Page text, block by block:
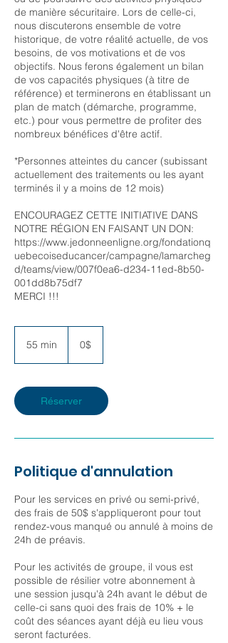
de manière sécuritaire. Lors de celle-ci,
nous discuterons ensemble de votre
historique, de votre réalité actuelle, de vos
besoins, de vos motivations et de vos
objectifs. Nous ferons également un bilan
de vos capacités physiques (à titre de
référence) et terminerons en établissant un
plan de match (démarche, programme,
etc.) pour vous permettre de profiter des
nombreux bénéfices d'être actif.
*Personnes atteintes du cancer (subissant
actuellement des traitements ou les ayant
terminés il y a moins de 12 mois)
ENCOURAGEZ CETTE INITIATIVE DANS
NOTRE RÉGION EN FAISANT UN DON:
https://www.jedonneenligne.org/fondationq
uebecoiseducancer/campagne/lamarcheg
d/teams/view/007f0ea6-d234-11ed-8b50-
001dd8b75df7
MERCI !!!
55 min
i
n
0$
Réserver
Politique d'annulation
Pour les services en privé ou semi-privé,
des frais de 50$ s'appliqueront pour tout
rendez-vous manqué ou annulé à moins de
24h de préavis.
Pour les activités de groupe, il vous est
possible de résilier votre abonnement à
une session jusqu'à 24h avant le début de
celle-ci sans quoi des frais de 10% + le
coût des séances ayant déjà eu lieu vous
seront facturées.